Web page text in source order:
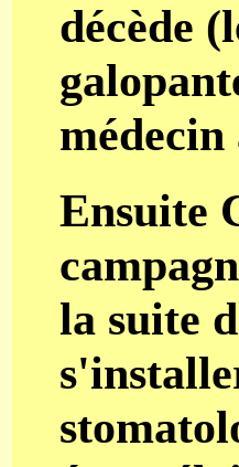
décède
médecin
Ensuite
la suite